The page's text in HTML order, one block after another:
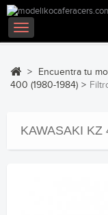
Navegación
Toggle
> Encuentra tu
400 (1980-1984) >
KAWASAKI KZ